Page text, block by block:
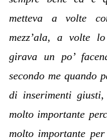
metteva a volte
mezz’ala, a volte
girava un po’
secondo me quando
di inserimenti
molto importante
molto importante